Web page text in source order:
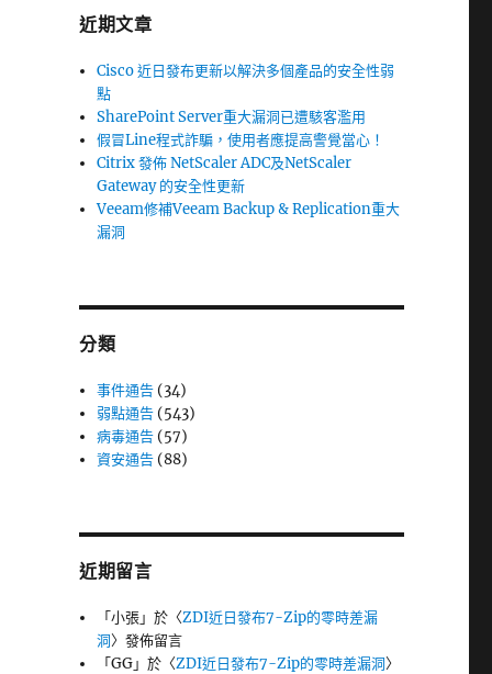
近期文章
Cisco 近日發布更新以解決多個產品的安全性弱
點
SharePoint Server重大漏洞已遭駭客濫用
假冒Line程式詐騙，使用者應提高警覺當心！
Citrix 發佈 NetScaler ADC及NetScaler
Gateway 的安全性更新
Veeam修補Veeam Backup & Replication重大
漏洞
分類
事件通告 (34)
弱點通告 (543)
病毒通告 (57)
資安通告 (88)
近期留言
「小張」於〈ZDI近日發布7-Zip的零時差漏
洞〉發佈留言
「GG」於〈ZDI近日發布7-Zip的零時差漏洞〉